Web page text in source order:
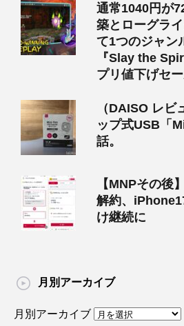
通常1040円が
築とローグラ
て1つのジャン
『Slay the
プリ値下げセ
（DAISO レビ
ップ式USB「
話。
【MNPその後
解約、
け継続に
月別アーカイブ
月別アーカイブ